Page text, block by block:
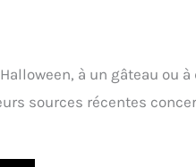
à un gâteau ou
sources récentes